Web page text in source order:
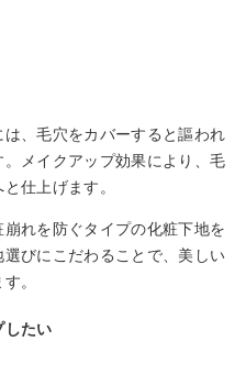
、毛穴をカバーすると謳われ
メイクアップ効果により、毛
仕上げます。
れを防ぐタイプの化粧下地を
びにこだわることで、美しい
。
したい